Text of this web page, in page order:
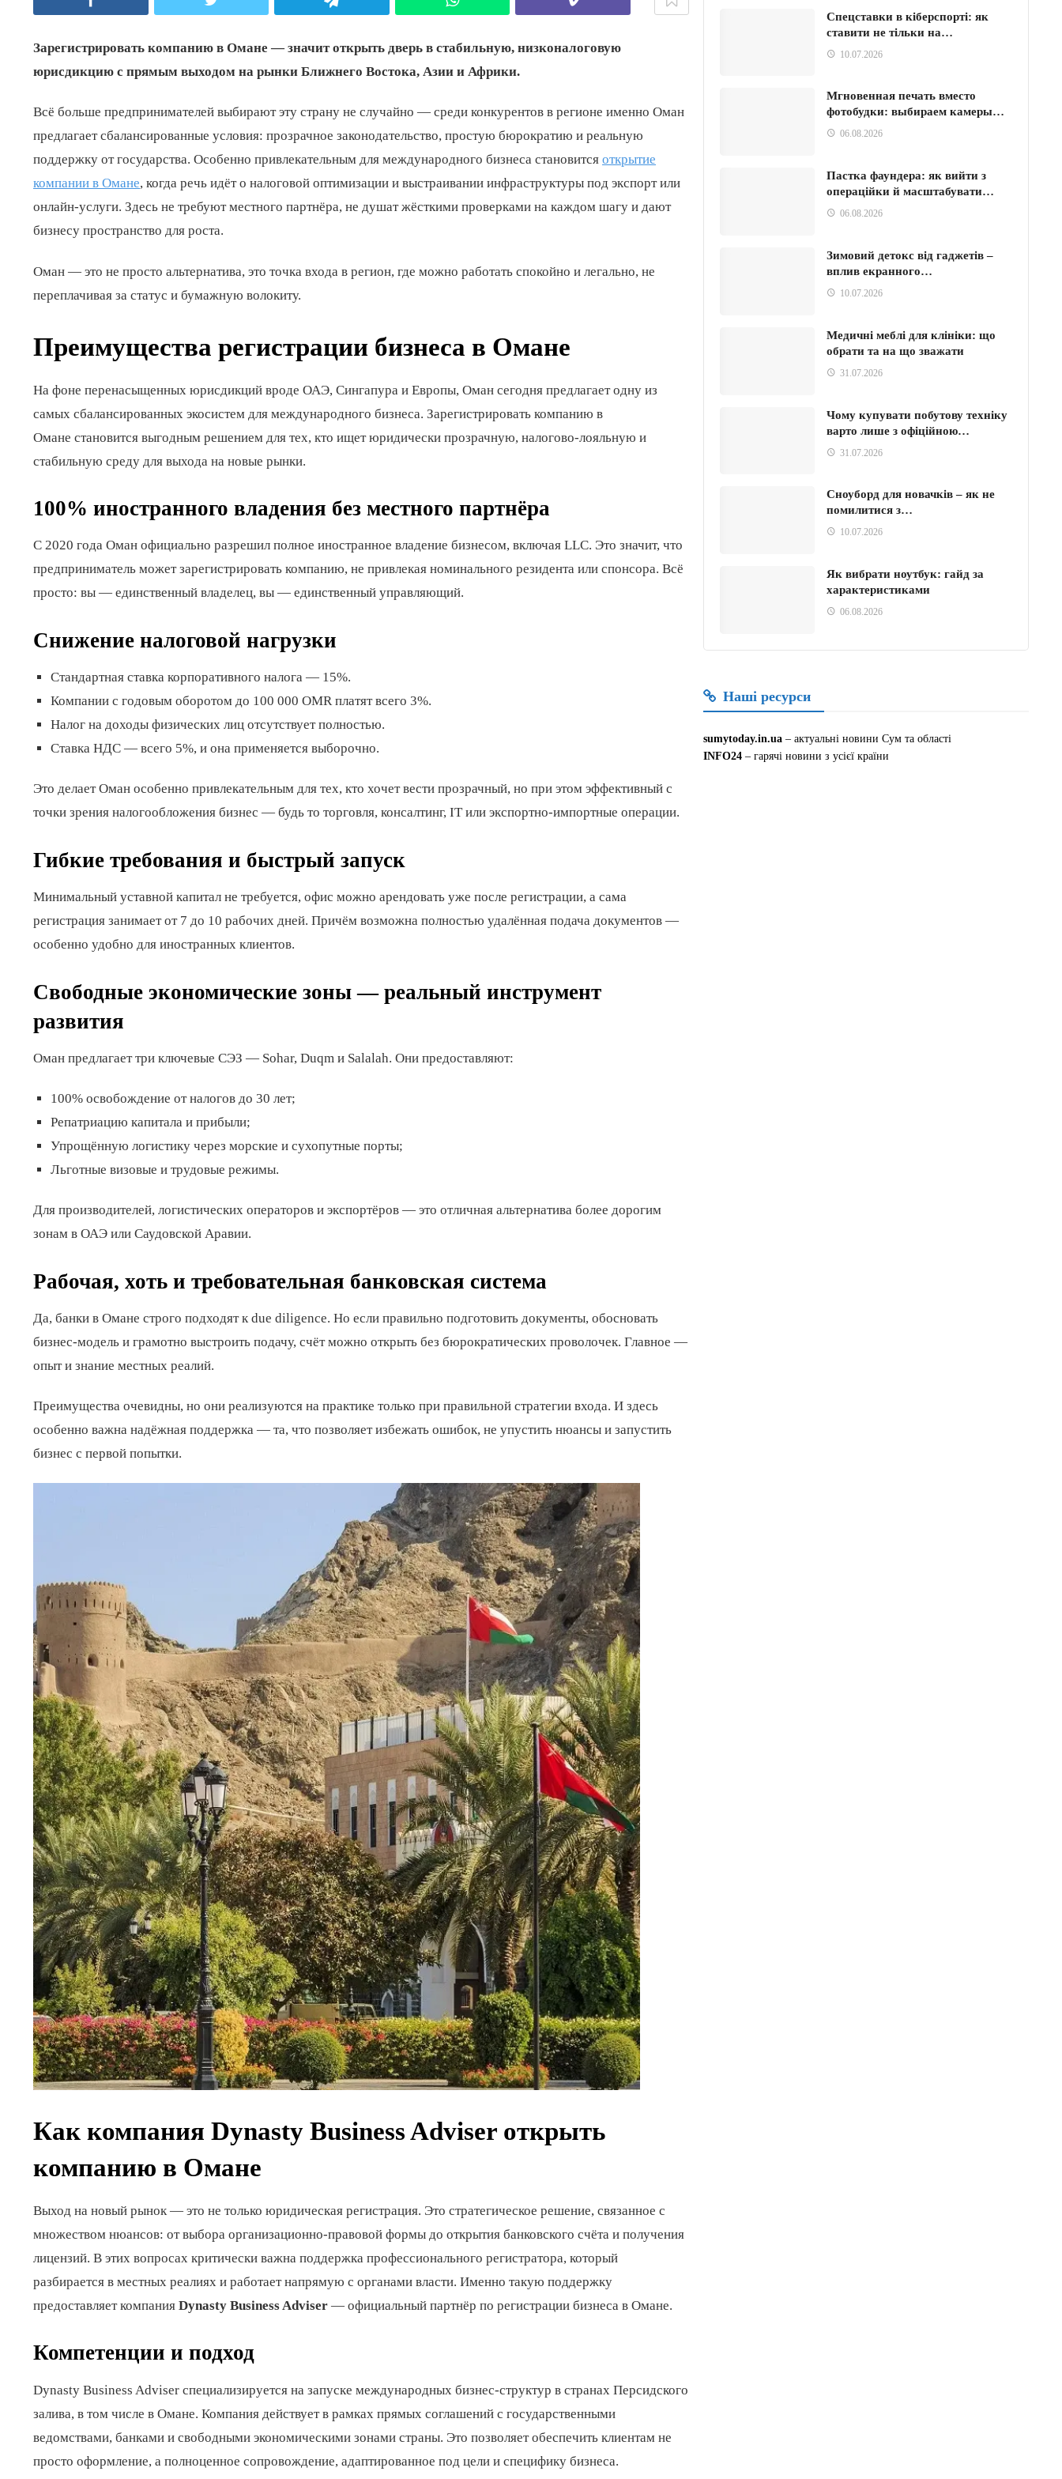
Зарегистрировать компанию в Омане — значит открыть дверь в стабильную, низконалоговую
юрисдикцию с прямым выходом на рынки Ближнего Востока, Азии и Африки.
Всё больше предпринимателей выбирают эту страну не случайно — среди конкурентов в регионе именно Оман
предлагает сбалансированные условия: прозрачное законодательство, простую бюрократию и реальную
поддержку от государства. Особенно привлекательным для международного бизнеса становится открытие
компании в Омане, когда речь идёт о налоговой оптимизации и выстраивании инфраструктуры под экспорт или
онлайн-услуги. Здесь не требуют местного партнёра, не душат жёсткими проверками на каждом шагу и дают
бизнесу пространство для роста.
Оман — это не просто альтернатива, это точка входа в регион, где можно работать спокойно и легально, не
переплачивая за статус и бумажную волокиту.
Преимущества регистрации бизнеса в Омане
На фоне перенасыщенных юрисдикций вроде ОАЭ, Сингапура и Европы, Оман сегодня предлагает одну из
самых сбалансированных экосистем для международного бизнеса. Зарегистрировать компанию в
Омане становится выгодным решением для тех, кто ищет юридически прозрачную, налогово-лояльную и
стабильную среду для выхода на новые рынки.
100% иностранного владения без местного партнёра
С 2020 года Оман официально разрешил полное иностранное владение бизнесом, включая LLC. Это значит, что
предприниматель может зарегистрировать компанию, не привлекая номинального резидента или спонсора. Всё
просто: вы — единственный владелец, вы — единственный управляющий.
Снижение налоговой нагрузки
Стандартная ставка корпоративного налога — 15%.
Компании с годовым оборотом до 100 000 OMR платят всего 3%.
Налог на доходы физических лиц отсутствует полностью.
Ставка НДС — всего 5%, и она применяется выборочно.
Это делает Оман особенно привлекательным для тех, кто хочет вести прозрачный, но при этом эффективный с
точки зрения налогообложения бизнес — будь то торговля, консалтинг, IT или экспортно-импортные операции.
Гибкие требования и быстрый запуск
Минимальный уставной капитал не требуется, офис можно арендовать уже после регистрации, а сама
регистрация занимает от 7 до 10 рабочих дней. Причём возможна полностью удалённая подача документов —
особенно удобно для иностранных клиентов.
Свободные экономические зоны — реальный инструмент
развития
Оман предлагает три ключевые СЭЗ — Sohar, Duqm и Salalah. Они предоставляют:
100% освобождение от налогов до 30 лет;
Репатриацию капитала и прибыли;
Упрощённую логистику через морские и сухопутные порты;
Льготные визовые и трудовые режимы.
Для производителей, логистических операторов и экспортёров — это отличная альтернатива более дорогим
зонам в ОАЭ или Саудовской Аравии.
Рабочая, хоть и требовательная банковская система
Да, банки в Омане строго подходят к due diligence. Но если правильно подготовить документы, обосновать
бизнес-модель и грамотно выстроить подачу, счёт можно открыть без бюрократических проволочек. Главное —
опыт и знание местных реалий.
Преимущества очевидны, но они реализуются на практике только при правильной стратегии входа. И здесь
особенно важна надёжная поддержка — та, что позволяет избежать ошибок, не упустить нюансы и запустить
бизнес с первой попытки.
Как компания Dynasty Business Adviser открыть
компанию в Омане
Выход на новый рынок — это не только юридическая регистрация. Это стратегическое решение, связанное с
множеством нюансов: от выбора организационно-правовой формы до открытия банковского счёта и получения
лицензий. В этих вопросах критически важна поддержка профессионального регистратора, который
разбирается в местных реалиях и работает напрямую с органами власти. Именно такую поддержку
предоставляет компания Dynasty Business Adviser — официальный партнёр по регистрации бизнеса в Омане.
Компетенции и подход
Dynasty Business Adviser специализируется на запуске международных бизнес-структур в странах Персидского
залива, в том числе в Омане. Компания действует в рамках прямых соглашений с государственными
ведомствами, банками и свободными экономическими зонами страны. Это позволяет обеспечить клиентам не
просто оформление, а полноценное сопровождение, адаптированное под цели и специфику бизнеса.
Спецставки в кіберспорті: як
ставити не тільки на…
10.07.2026
Мгновенная печать вместо
фотобудки: выбираем камеры…
06.08.2026
Пастка фаундера: як вийти з
операційки й масштабувати…
06.08.2026
Зимовий детокс від гаджетів –
вплив екранного…
10.07.2026
Медичні меблі для клініки: що
обрати та на що зважати
31.07.2026
Чому купувати побутову техніку
варто лише з офіційною…
31.07.2026
Сноуборд для новачків – як не
помилитися з…
10.07.2026
Як вибрати ноутбук: гайд за
характеристиками
06.08.2026
Наші ресурси
sumytoday.in.ua – актуальні новини Сум та області
INFO24 – гарячі новини з усієї країни